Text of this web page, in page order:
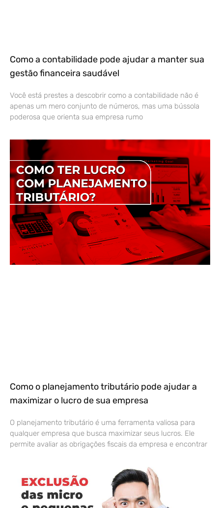
Como a contabilidade pode ajudar a manter sua
gestão financeira saudável
Você está prestes a descobrir como a contabilidade não é
apenas um mero conjunto de números, mas uma bússola
poderosa que orienta sua empresa rumo
Como o planejamento tributário pode ajudar a
maximizar o lucro de sua empresa
O planejamento tributário é uma ferramenta valiosa para
qualquer empresa que busca maximizar seus lucros. Ele
permite avaliar as obrigações fiscais da empresa e encontrar